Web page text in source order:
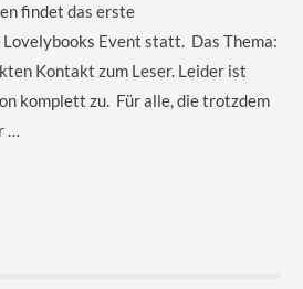
findet das erste
Event statt. Das Thema:
Kontakt zum Leser. Leider ist
komplett zu. Für alle, die trotzdem
…